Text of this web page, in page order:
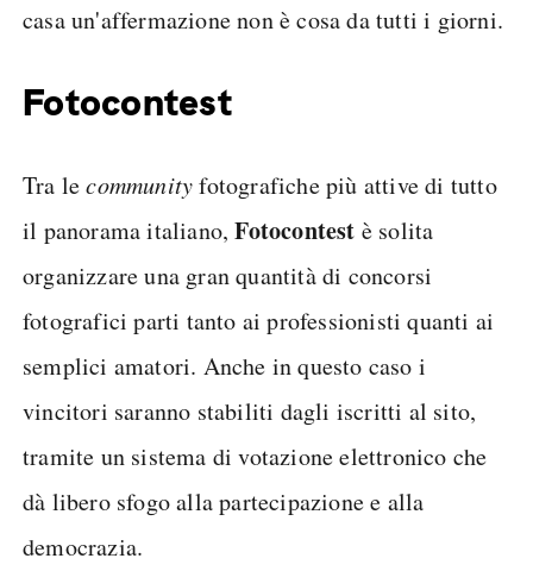
casa un'affermazione non è cosa da tutti i giorni.
Fotocontest
Tra lecommunityfotografiche più attive di tutto
il panorama italiano,Fotocontest è solita
organizzare una gran quantità di concorsi
fotografici parti tanto ai professionisti quanti ai
semplici amatori. Anche in questo caso i
vincitori saranno stabiliti dagli iscritti al sito,
tramite un sistema di votazione elettronico che
dà libero sfogo alla partecipazione e alla
democrazia.